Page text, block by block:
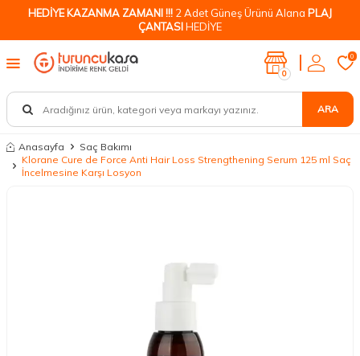
HEDİYE KAZANMA ZAMANI !!! 2 Adet Güneş Ürünü Alana PLAJ
ÇANTASIHEDİYE
ARA
0
0
Anasayfa
Saç Bakımı
Klorane Cure de Force Anti Hair Loss Strengthening Serum 125 ml Saç
İncelmesine Karşı Losyon